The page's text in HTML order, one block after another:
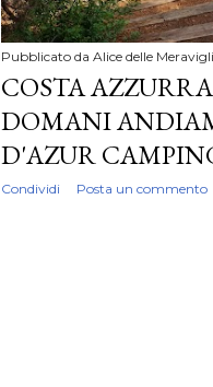
Pubblicato da Alice delle
COSTA
DOMANI
D'AZUR
Condividi Posta un commento